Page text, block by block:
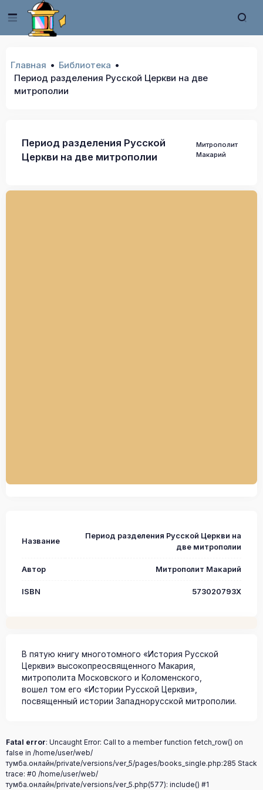
Главная
Библиотека
Период разделения Русской Церкви на две
митрополии
Период разделения Русской
Церкви на две митрополии
Митрополит
Макарий
Название
Период разделения Русской Церкви на
две митрополии
Автор Митрополит Макарий
ISBN 573020793X
В пятую книгу многотомного «История Русской
Церкви» высокопреосвященного Макария,
митрополита Московского и Коломенского,
вошел том его «Истории Русской Церкви»,
посвященный истории Западнорусской митрополии.
Fatal error: Uncaught Error: Call to a member function fetch_row() on
false in /home/user/web/
тумба.онлайн/private/versions/ver_5/pages/books_single.php:285 Stack
trace: #0 /home/user/web/
тумба.онлайн/private/versions/ver_5.php(577): include() #1